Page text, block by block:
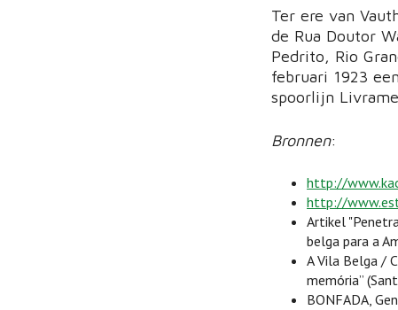
Ter ere van
de Rua Doutor
Pedrito, Rio
februari 1923
spoorlijn
Bronnen:
http://
http://
Artikel
belga para a
A Vila Belga /
memória”
BONFADA,